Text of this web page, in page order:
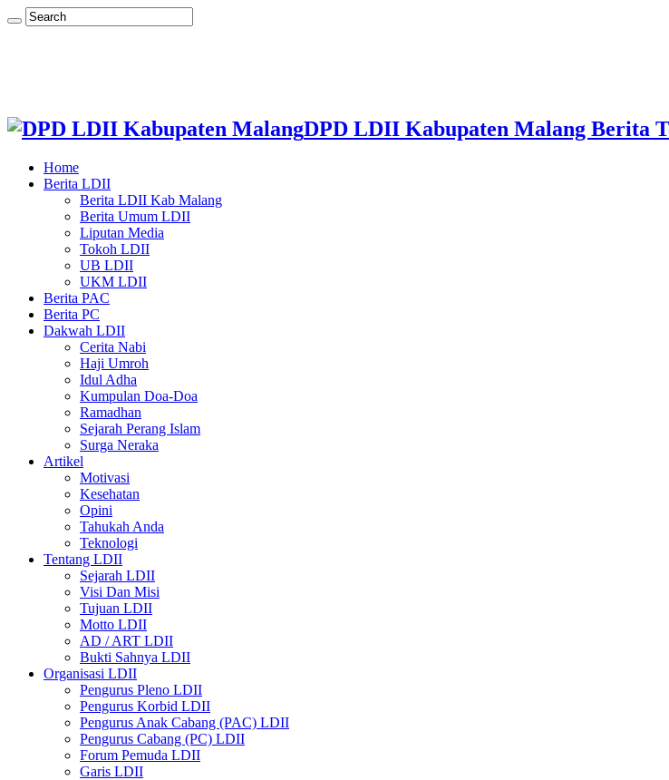
DPD LDII Kabupaten Malang Berita
Home
Berita LDII
Berita LDII Kab Malang
Berita Umum LDII
Liputan Media
Tokoh LDII
UB LDII
UKM LDII
Berita PAC
Berita PC
Dakwah LDII
Cerita Nabi
Haji Umroh
Idul Adha
Kumpulan Doa-Doa
Ramadhan
Sejarah Perang Islam
Surga Neraka
Artikel
Motivasi
Kesehatan
Opini
Tahukah Anda
Teknologi
Tentang LDII
Sejarah LDII
Visi Dan Misi
Tujuan LDII
Motto LDII
AD / ART LDII
Bukti Sahnya LDII
Organisasi LDII
Pengurus Pleno LDII
Pengurus Korbid LDII
Pengurus Anak Cabang (PAC) LDII
Pengurus Cabang (PC) LDII
Forum Pemuda LDII
Garis LDII